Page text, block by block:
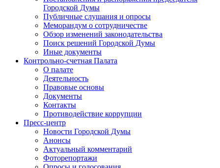
Городской Думы
Публичные слушания и опросы
Меморандум о сотрудничестве
Обзор изменений законодательства
Поиск решений Городской Думы
Иные документы
Контрольно-счетная Палата
О палате
Деятельность
Правовые основы
Документы
Контакты
Противодействие коррупции
Пресс-центр
Новости Городской Думы
Анонсы
Актуальный комментарий
Фоторепортажи